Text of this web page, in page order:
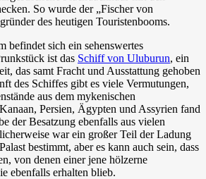
So wurde der „Fischer von
des heutigen Touristenbooms.
befindet sich ein sehenswertes
ist das Schiff von Uluburun, ein
das samt Fracht und Ausstattung gehoben
des Schiffes gibt es viele Vermutungen,
aus dem mykenischen
Persien, Ägypten und Assyrien fand
der Besatzung ebenfalls aus vielen
war ein großer Teil der Ladung
bestimmt, aber es kann auch sein, dass
von denen einer jene hölzerne
ebenfalls erhalten blieb.